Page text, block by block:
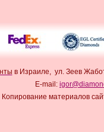
в Израиле, ул. Зеев
E-mail:
Копирование материалов